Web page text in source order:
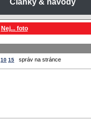
Články & návody
Nej... foto
10 15 správ na stránce